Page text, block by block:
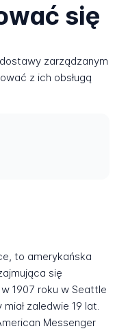
się
zarządzanym
z ich obsługą
to amerykańska
się
1907 roku w Seattle
zaledwie 19 lat.
Messenger